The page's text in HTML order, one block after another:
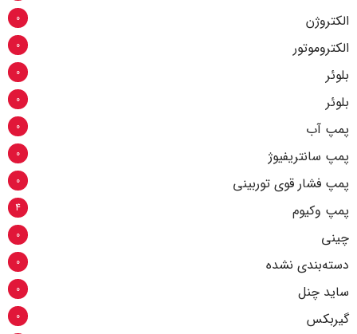
الکتروژن 0
الکتروموتور 0
بلوئر 0
بلوئر 0
پمپ آب 0
پمپ سانتریفیوژ 0
پمپ فشار قوی توربینی 0
پمپ وکیوم 4
چینی 0
دسته‌بندی نشده 0
ساید چنل 0
گیربکس 0